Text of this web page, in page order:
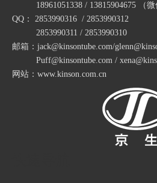
316L不锈钢软管 不锈钢金属软管 不锈钢穿线软管
18961051338 / 13815904675
（
QQ： 2853990316 / 2853990312
2853990311 / 2853990310
邮箱：jack@kinsontube.com/
Puff@kinsontube.com /
网站：www.kinson.com.cn